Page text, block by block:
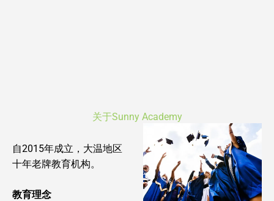
关于Sunny Academy
自2015年成立，大温地区
十年老牌教育机构。
教育理念